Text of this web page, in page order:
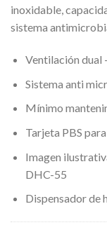
inoxidable,
sistema
Ventilación dual
Sistema anti
Mínimo
Tarjeta PBS
Imagen
DHC-55
Dispensador de